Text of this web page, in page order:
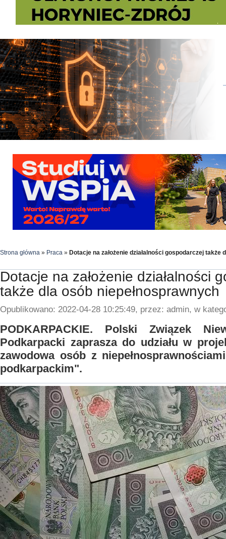
Strona główna » Praca » Dotacje na założenie działalności gospodarczej także
Dotacje na założenie działalności
także dla osób niepełnosprawnych
Opublikowano: 2022-04-28 10:25:49, przez: admin, w
PODKARPACKIE. Polski Związek
Podkarpacki zaprasza do udziału w
zawodowa osób z
podkarpackim".